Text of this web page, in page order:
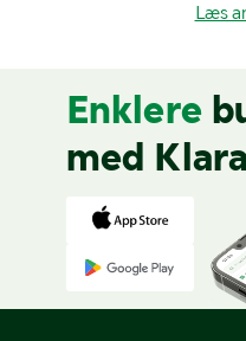
Læs
Enklere
med